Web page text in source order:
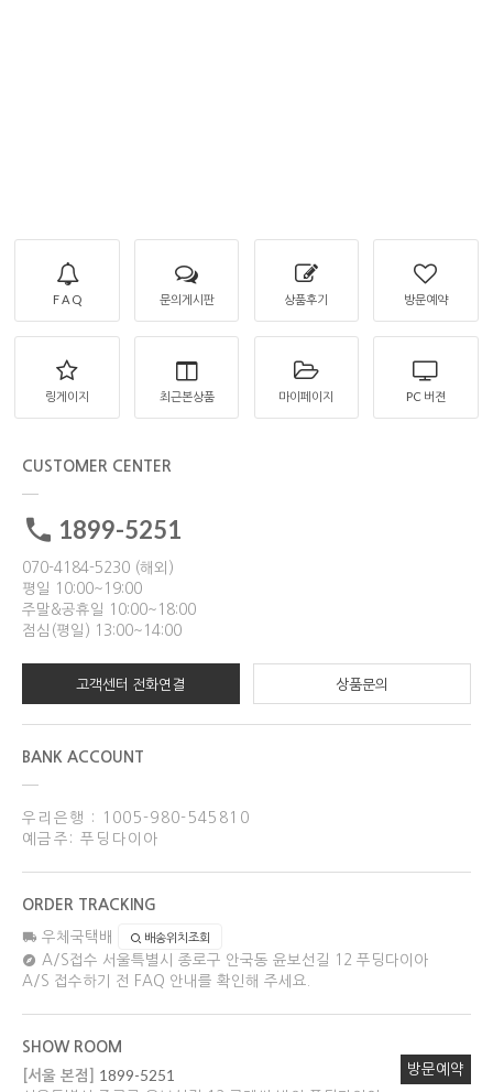
F A Q 문의게시판 상품후기 방문예약
링게이지 최근본상품 마이페이지 PC 버젼
CUSTOMER CENTER
1899-5251
070-4184-5230 (해외)
평일 10:00~19:00
주말&공휴일 10:00~18:00
점심(평일) 13:00~14:00
고객센터 전화연결 상품문의
BANK ACCOUNT
우리은행 : 1005-980-545810
예금주: 푸딩다이아
ORDER TRACKING
우체국택배 배송위치조회
A/S접수 서울특별시 종로구 안국동 윤보선길 12 푸딩다이아
A/S 접수하기 전 FAQ 안내를 확인해 주세요.
SHOW ROOM
[서울 본점] 1899-5251 방문예약